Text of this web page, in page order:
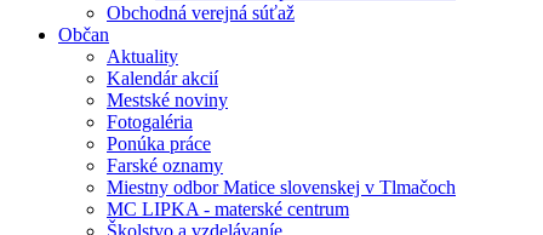
Obchodná verejná súťaž
Občan
Aktuality
Kalendár akcií
Mestské noviny
Fotogaléria
Ponúka práce
Farské oznamy
Miestny odbor Matice slovenskej v Tlmačoch
MC LIPKA - materské centrum
Školstvo a vzdelávaníe